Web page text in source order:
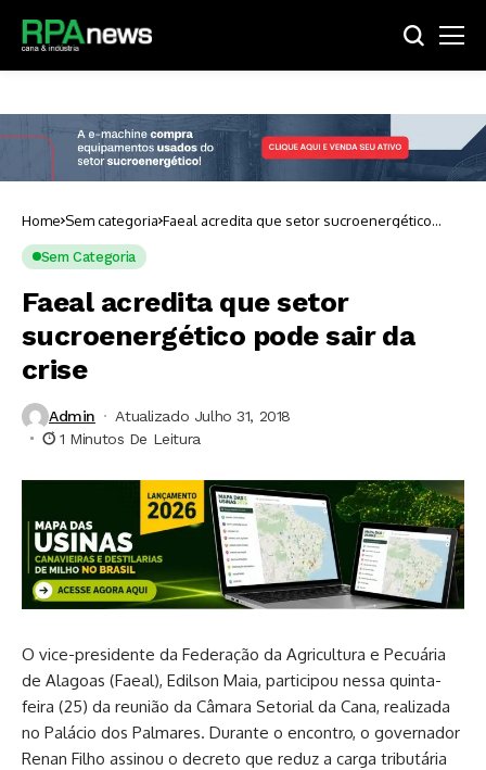
Home Sem categoria Faeal acredita que setor sucroenergético
pode sair da crise
Sem Categoria
Faeal acredita que setor
sucroenergético pode sair da
crise
Admin
Atualizado Julho 31, 2018
1 Minutos De Leitura
O vice-presidente da Federação da Agricultura e Pecuária
de Alagoas (Faeal), Edilson Maia, participou nessa quinta-
feira (25) da reunião da Câmara Setorial da Cana, realizada
no Palácio dos Palmares. Durante o encontro, o governador
Renan Filho assinou o decreto que reduz a carga tributária